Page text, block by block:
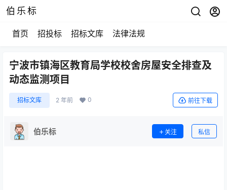
伯乐标
首页 招投标 招标文库 法律法规
宁波市镇海区教育局学校校舍房屋安全排查及
动态监测项目
招标文库 2 年前 0 前往下载
伯乐标 关注 私信